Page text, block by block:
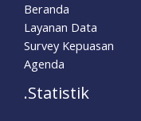
Beranda
Layanan Data
Survey Kepuasan
Agenda
.Statistik